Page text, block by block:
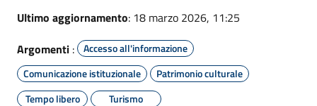
Ultimo aggiornamento: 18 marzo 2026, 11:25
Argomenti :
Accesso all'informazione
Comunicazione istituzionale
Patrimonio culturale
Tempo libero
Turismo